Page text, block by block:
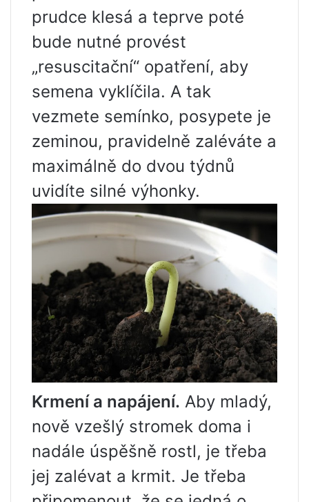
prudce klesá a teprve poté
bude nutné provést
„resuscitační“ opatření, aby
semena vyklíčila. A tak
vezmete semínko, posypete je
zeminou, pravidelně zaléváte a
maximálně do dvou týdnů
uvidíte silné výhonky.
Krmení a napájení. Aby mladý,
nově vzešlý stromek doma i
nadále úspěšně rostl, je třeba
jej zalévat a krmit. Je třeba